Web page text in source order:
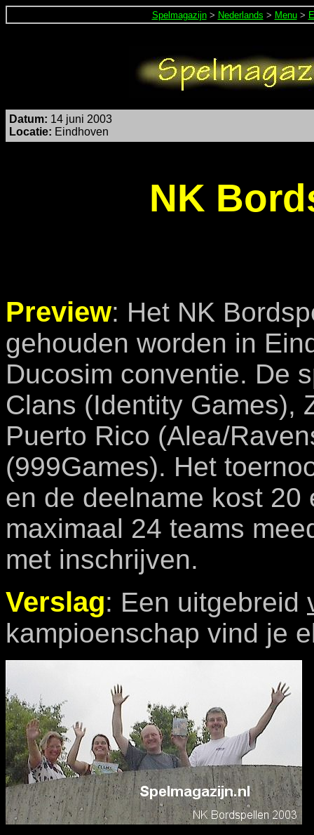
Spelmagazijn> Nederlands > Menu >
Datum: 14 juni 2003
Locatie: Eindhoven
NK
Preview: Het NK
gehouden worden in
Ducosim conventie. De
Clans (Identity Games),
Puerto Rico (Alea/
(999Games). Het
en de deelname kost
maximaal 24 teams
met inschrijven.
Verslag: Een uitgebreid
kampioenschap vind je